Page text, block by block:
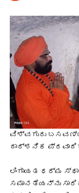
ವಿಶ್ವಗುರು
ದಾರ್ಶನಿಕ
ಲಿಂಗಾಯತ ಧರ್ಮ
ಸಮಾನತೆಯನ್ನು